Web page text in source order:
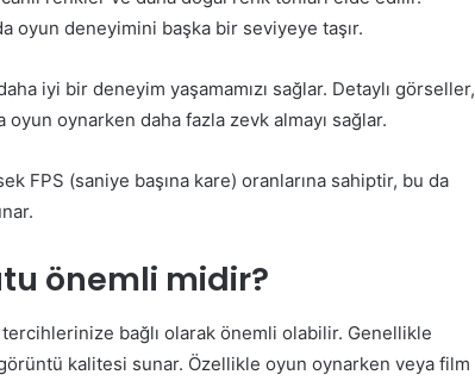
oyun deneyimini başka bir seviyeye taşır.
iyi bir deneyim yaşamamızı sağlar. Detaylı görseller,
oynarken daha fazla zevk almayı sağlar.
FPS (saniye başına kare) oranlarına sahiptir, bu da
önemli midir?
bağlı olarak önemli olabilir. Genellikle
kalitesi sunar. Özellikle oyun oynarken veya film